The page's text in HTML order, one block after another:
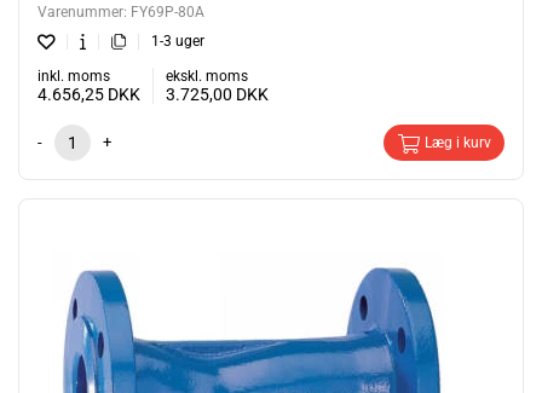
Varenummer: FY69P-80A
1-3 uger
inkl. moms
4.656,25 DKK
ekskl. moms
3.725,00 DKK
- + Læg i kurv